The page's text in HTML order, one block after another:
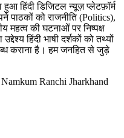
हिंदी डिजिटल न्यूज़ प्लेटफ़ॉर्म
को राजनीति (Politics),
महत्व की घटनाओं पर निष्पक्ष
हिंदी भाषी दर्शकों को तथ्यों
कराना है। हम जनहित से जुड़े
Ranchi Jharkhand